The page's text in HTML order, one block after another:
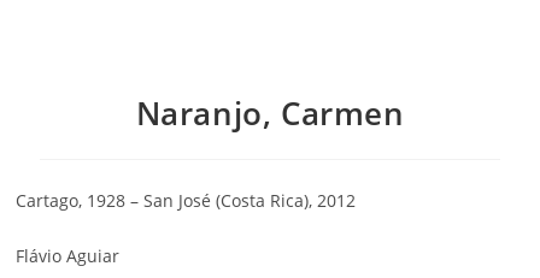
Naranjo, Carmen
Cartago, 1928 – San José (Costa Rica), 2012
Flávio Aguiar